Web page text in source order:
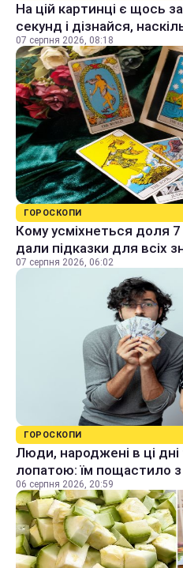
На цій картинці є щось
секунд і дізнайся,
07 серпня 2026, 08:18
ГОРОСКОПИ
Кому усміхнеться доля
дали підказки для всіх
07 серпня 2026, 06:02
ГОРОСКОПИ
Люди, народжені в ці
лопатою: їм пощастило
06 серпня 2026, 20:59